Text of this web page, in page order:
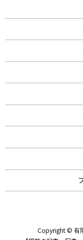
Copyright © 有